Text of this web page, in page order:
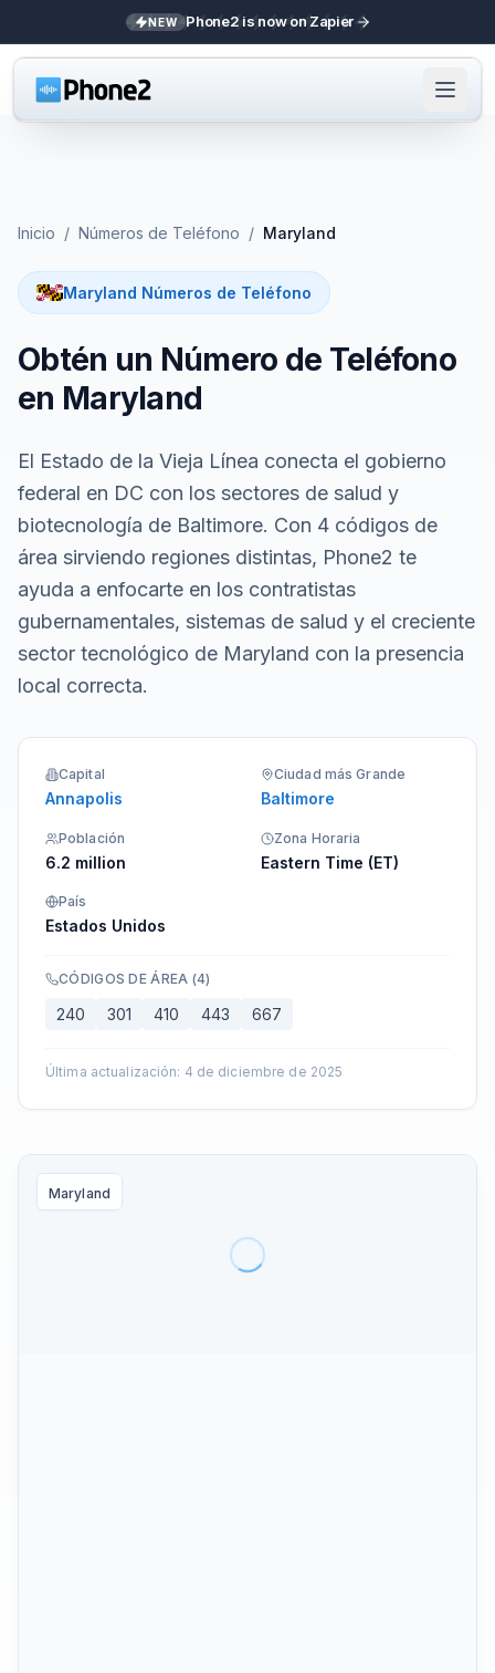
NEW Phone2 is now on Zapier
Inicio / Números de Teléfono / Maryland
Maryland Números de Teléfono
Obtén un Número de Teléfono
en Maryland
El Estado de la Vieja Línea conecta el gobierno
federal en DC con los sectores de salud y
biotecnología de Baltimore. Con 4 códigos de
área sirviendo regiones distintas, Phone2 te
ayuda a enfocarte en los contratistas
gubernamentales, sistemas de salud y el creciente
sector tecnológico de Maryland con la presencia
local correcta.
Capital
Annapolis
Ciudad más Grande
Baltimore
Población
6.2 million
Zona Horaria
Eastern Time (ET)
País
Estados Unidos
CÓDIGOS DE ÁREA (4)
240 301 410 443 667
Última actualización: 4 de diciembre de 2025
Maryland